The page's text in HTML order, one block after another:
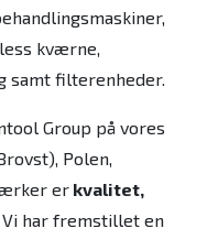
kværne,
samt filterenheder.
Group på vores
Polen,
erkvalitet,
Vi har fremstillet en